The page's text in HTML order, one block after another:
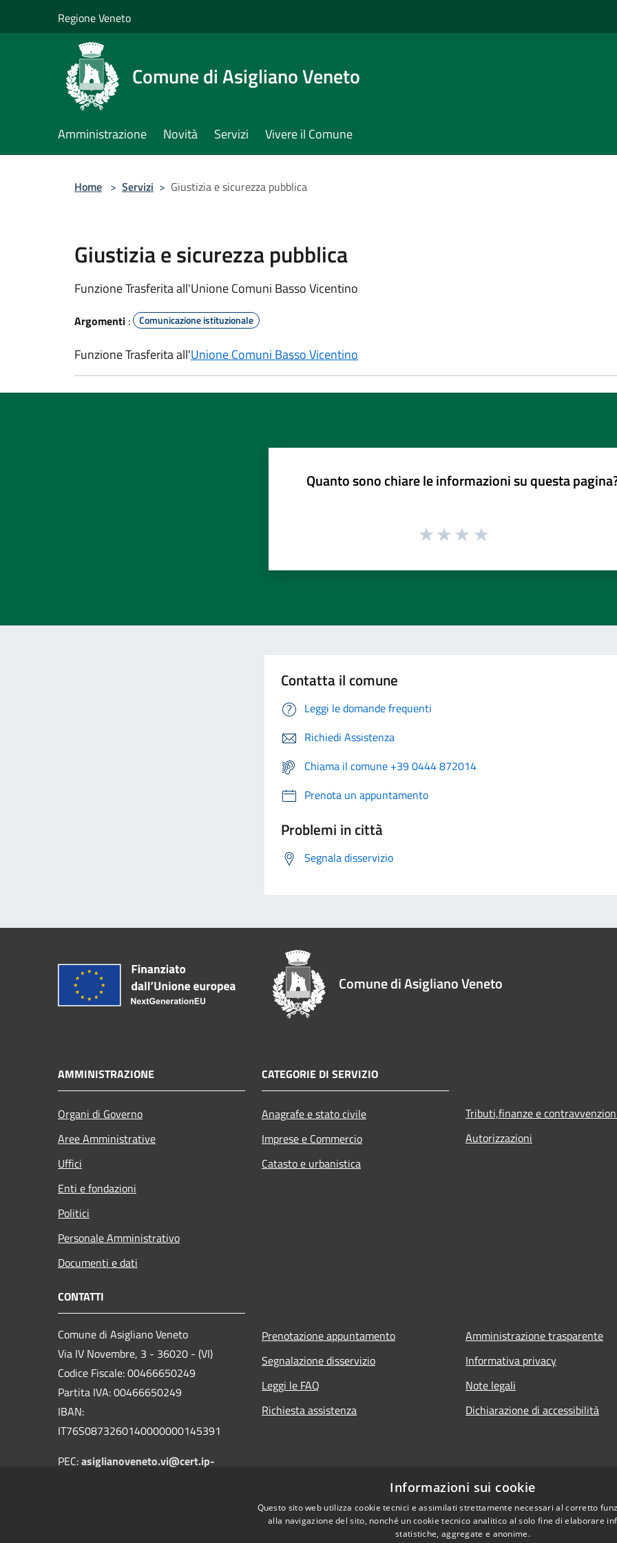
Regione Veneto
Comune di Asigliano Veneto
Amministrazione Novità Servizi Vivere il Comune
Home > Servizi > Giustizia e sicurezza pubblica
Giustizia e sicurezza pubblica
Funzione Trasferita all'Unione Comuni Basso Vicentino
Argomenti : Comunicazione istituzionale
Funzione Trasferita all'Unione Comuni Basso Vicentino
Quanto sono chiare le informazioni su questa
Contatta il comune
Leggi le domande frequenti
Richiedi Assistenza
Chiama il comune +39 0444 872014
Prenota un appuntamento
Problemi in città
Segnala disservizio
Comune di Asigliano Veneto
AMMINISTRAZIONE
Organi di Governo
Aree Amministrative
Uffici
Enti e fondazioni
Politici
Personale Amministrativo
Documenti e dati
CATEGORIE DI SERVIZIO
Anagrafe e stato civile
Imprese e Commercio
Catasto e urbanistica
Tributi,finanze e
Autorizzazioni
CONTATTI
Comune di Asigliano Veneto
Via IV Novembre, 3 - 36020 - (VI)
Codice Fiscale: 00466650249
Partita IVA: 00466650249
IBAN:
IT76S0873260140000000145391
PEC:asiglianoveneto.vi@cert.ip-
Prenotazione appuntamento
Segnalazione disservizio
Leggi le FAQ
Richiesta assistenza
Amministrazione trasparente
Informativa privacy
Note legali
Dichiarazione di accessibilità
Informazioni sui cookie
Questo sito web utilizza cookie tecnici e assimilati strettamente necessari al corretto
alla navigazione del sito, nonché un cookie tecnico analitico al solo fine di elaborare
statistiche, aggregate e anonime.